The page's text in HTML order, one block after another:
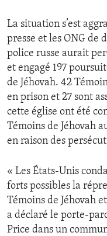
La situation s’est
presse et les ONG de
police russe aurait
et engagé 197
de Jéhovah. 42
en prison et 27 sont
cette église ont été
Témoins de Jéhovah
en raison des
« Les États-Unis
forts possibles la
Témoins de Jéhovah
a déclaré le porte-
Price dans un